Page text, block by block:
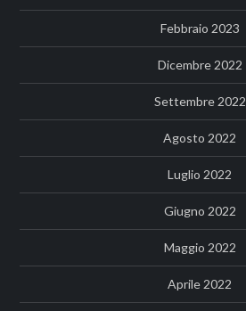
Febbraio 2023
Dicembre 2022
Settembre 2022
Agosto 2022
Luglio 2022
Giugno 2022
Maggio 2022
Aprile 2022